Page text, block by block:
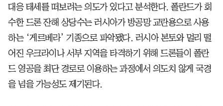
대응 태세를 떠보려는 의도가 있다고 분석한다. 폴란드가 회
수한 드론 잔해 상당수는 러시아가 방공망 교란용으로 사용
하는 ‘게르베라’ 기종으로 파악됐다. 러시아 본토와 멀리 떨
어진 우크라이나 서부 지역을 타격하기 위해 드론들이 폴란
드 영공을 최단 경로로 이용하는 과정에서 의도치 않게 국경
을 넘을 가능성도 제기된다.